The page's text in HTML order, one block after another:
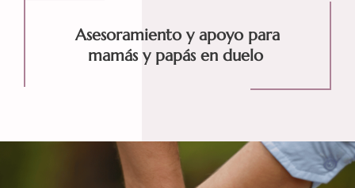
Asesoramiento y apoyo para
mamás y papás en duelo